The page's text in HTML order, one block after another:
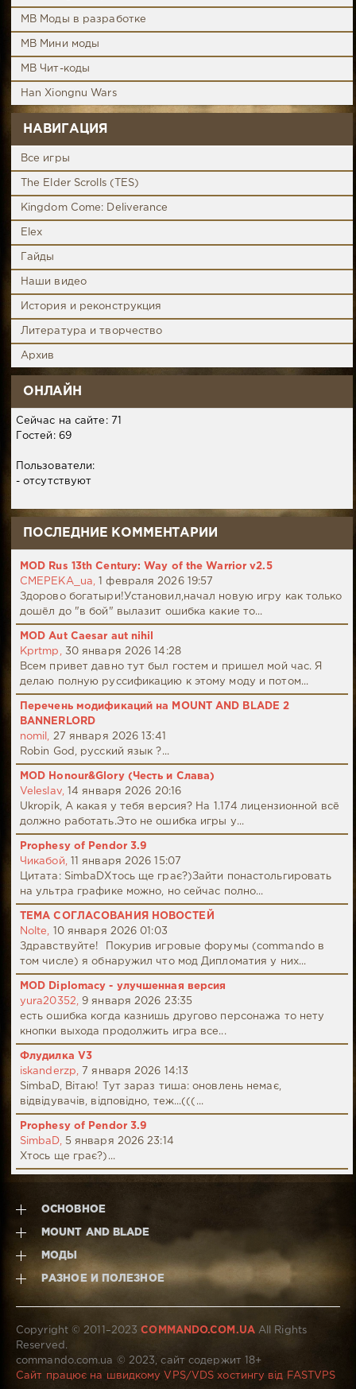
MB Моды в разработке
MB Мини моды
MB Чит-коды
Han Xiongnu Wars
НАВИГАЦИЯ
Все игры
The Elder Scrolls (TES)
Kingdom Come: Deliverance
Elex
Гайды
Наши видео
История и реконструкция
Литература и творчество
Архив
ОНЛАЙН
Сейчас на сайте: 71
Гостей: 69
Пользователи:
- отсутствуют
ПОСЛЕДНИЕ КОММЕНТАРИИ
MOD Rus 13th Century: Way of the Warrior v2.5
CMEPEKA_ua,
1 февраля 2026 19:57
Здорово богатыри!Установил,начал новую игру как только
дошёл до "в бой" вылазит ошибка какие то...
MOD Aut Caesar aut nihil
Kprtmp,
30 января 2026 14:28
Всем привет давно тут был гостем и пришел мой час. Я
делаю полную руссификацию к этому моду и потом...
Перечень модификаций на MOUNT AND BLADE 2
BANNERLORD
nomil,
27 января 2026 13:41
Robin God, русский язык ?...
MOD Honour&Glory (Честь и Слава)
Veleslav,
14 января 2026 20:16
Ukropik, А какая у тебя версия? На 1.174 лицензионной всё
должно работать.Это не ошибка игры у...
Prophesy of Pendor 3.9
Чикабой,
11 января 2026 15:07
Цитата: SimbaDХтось ще грає?)Зайти понастольгировать
на ультра графике можно, но сейчас полно...
ТЕМА СОГЛАСОВАНИЯ НОВОСТЕЙ
Nolte,
10 января 2026 01:03
Здравствуйте! Покурив игровые форумы (commando в
том числе) я обнаружил что мод Дипломатия у них...
MOD Diplomacy - улучшенная версия
yura20352,
9 января 2026 23:35
есть ошибка когда казнишь другово персонажа то нету
кнопки выхода продолжить игра все...
Флудилка V3
iskanderzp,
7 января 2026 14:13
SimbaD, Вітаю! Тут зараз тиша: оновлень немає,
відвідувачів, відповідно, теж...(((...
Prophesy of Pendor 3.9
SimbaD,
5 января 2026 23:14
Хтось ще грає?)...
ОСНОВНОЕ
MOUNT AND BLADE
МОДЫ
РАЗНОЕ И ПОЛЕЗНОЕ
Copyright © 2011–2023COMMANDO.COM.UAAll Rights
Reserved.
commando.com.ua © 2023, сайт содержит 18+
Сайт працює на швидкому VPS/VDS хостингу від FASTVPS